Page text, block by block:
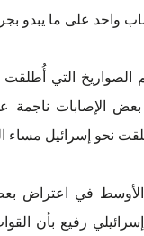
واحد على ما يبدو
التي أُطلقت
الإصابات
مساء اليوم أكثر من
في اعتراض بعض
رفيع بأن